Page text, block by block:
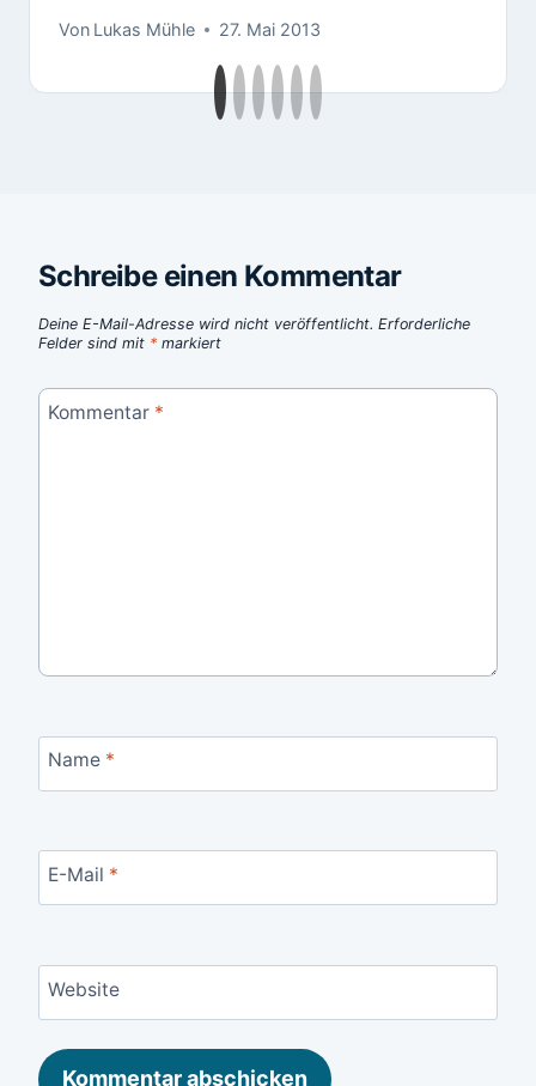
Von Lukas Mühle 27. Mai 2013
Schreibe einen Kommentar
Deine E-Mail-Adresse wird nicht veröffentlicht. Erforderliche
Felder sind mit * markiert
Kommentar *
Name *
E-Mail *
Website